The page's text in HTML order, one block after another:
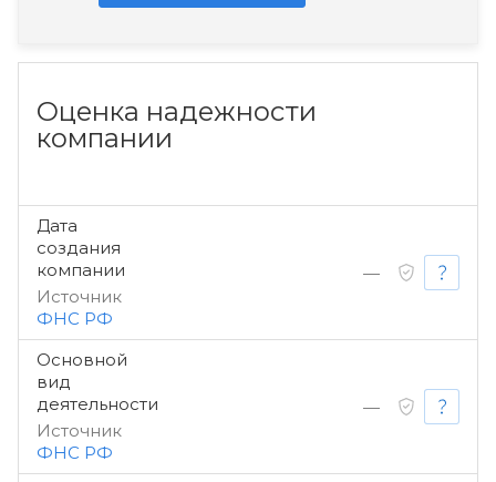
Оценка надежности
компании
Дата
создания
компании
Источник
ФНС РФ
—
Основной
вид
деятельности
Источник
ФНС РФ
—